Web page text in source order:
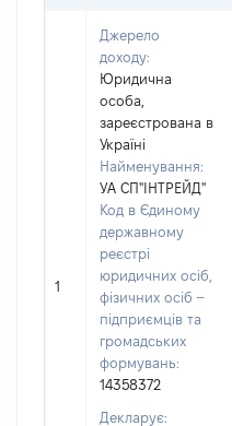
1
Джерело
доходу:
Юридична
особа,
зареєстрована в
Україні
Найменування:
УА СП"ІНТРЕЙД"
Код в Єдиному
державному
реєстрі
юридичних осіб,
фізичних осіб –
підприємців та
громадських
формувань:
14358372
Декларує: